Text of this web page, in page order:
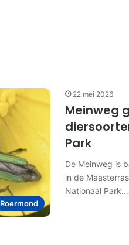
Roermond
22 mei 2026
Meinweg
Park
De Meinweg is
in de
Nationaal Park.…